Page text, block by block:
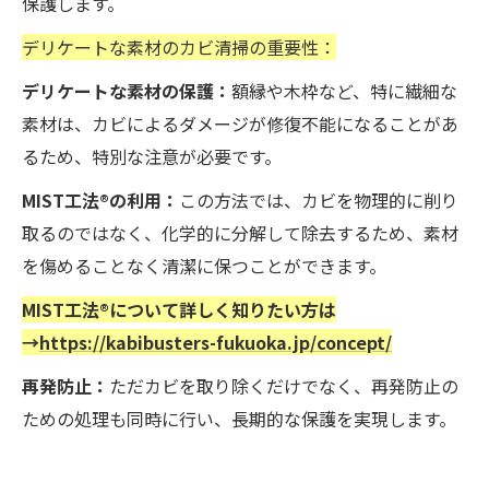
デリケートな素材のカビ清掃の重要性：
デリケートな素材の保護： 額縁や木枠など、特に繊細な
素材は、カビによるダメージが修復不能になることがあ
るため、特別な注意が必要です。
MIST工法®の利用： この方法では、カビを物理的に削り
取るのではなく、化学的に分解して除去するため、素材
を傷めることなく清潔に保つことができます。
MIST工法®について詳しく知りたい方は
→https://kabibusters-fukuoka.jp/concept/
再発防止： ただカビを取り除くだけでなく、再発防止の
ための処理も同時に行い、長期的な保護を実現します。